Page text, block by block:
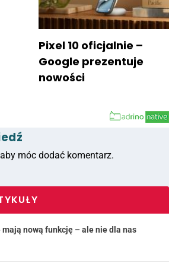
Pixel 10 oficjalnie –
Google prezentuje
nowości
móc dodać komentarz.
mają nową funkcję – ale nie dla nas